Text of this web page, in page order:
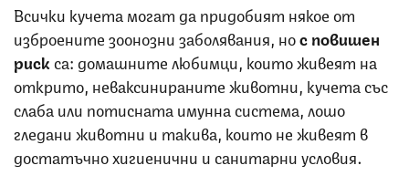
Всички кучета могат да придобият някое от
изброените зоонозни заболявания, нос повишен
рискса: домашните любимци, които живеят на
открито, неваксинираните животни, кучета със
слаба или потисната имунна система, лошо
гледани животни и такива, които не живеят в
достатъчно хигиенични и санитарни условия.